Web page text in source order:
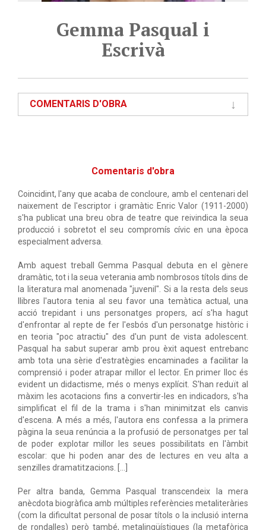
Gemma Pasqual i
Escrivà
COMENTARIS D'OBRA
Comentaris d'obra
Coincidint, l'any que acaba de concloure, amb el centenari del
naixement de l'escriptor i gramàtic Enric Valor (1911-2000)
s'ha publicat una breu obra de teatre que reivindica la seua
producció i sobretot el seu compromís cívic en una època
especialment adversa.
Amb aquest treball Gemma Pasqual debuta en el gènere
dramàtic, tot i la seua veterania amb nombrosos títols dins de
la literatura mal anomenada "juvenil". Si a la resta dels seus
llibres l'autora tenia al seu favor una temàtica actual, una
acció trepidant i uns personatges propers, ací s'ha hagut
d'enfrontar al repte de fer l'esbós d'un personatge històric i
en teoria "poc atractiu" des d'un punt de vista adolescent.
Pasqual ha sabut superar amb prou èxit aquest entrebanc
amb tota una sèrie d'estratègies encaminades a facilitar la
comprensió i poder atrapar millor el lector. En primer lloc és
evident un didactisme, més o menys explícit. S'han reduït al
màxim les acotacions fins a convertir-les en indicadors, s'ha
simplificat el fil de la trama i s'han minimitzat els canvis
d'escena. A més a més, l'autora ens confessa a la primera
pàgina la seua renúncia a la profusió de personatges per tal
de poder explotar millor les seues possibilitats en l'àmbit
escolar: que hi poden anar des de lectures en veu alta a
senzilles dramatitzacions. […]
Per altra banda, Gemma Pasqual transcendeix la mera
anècdota biogràfica amb múltiples referències metaliteràries
(com la dificultat personal de posar títols o la inclusió interna
de rondalles) però també, metalingüístiques (la metafòrica